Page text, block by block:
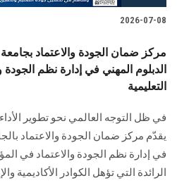
2026-07-08
مركز ضمان الجودة والاعتماد
الدبلوم المهني في إدارة نظم
التعليمية
في ظل التوجه العالمي نحو تطوير
يقدّم مركز ضمان الجودة والاعتماد
في إدارة نظم الجودة والاعتماد في
الرائدة التي تؤهل الكوادر الأكاديمية